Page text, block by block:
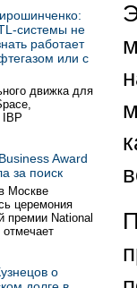
системы не
работает
или с
движка для
IBP
Award
за поиск
Москве
церемония
премии National
отмечает
о